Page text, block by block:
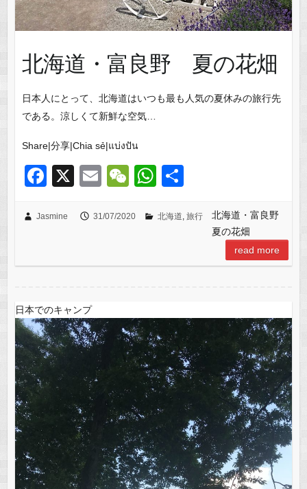
北海道・富良野 夏の花畑
日本人にとって、北海道はいつも最も人気の夏休みの旅行先
である。涼しくて新鮮な空気…
Share|分享|Chia sẻ|แบ่งปัน
F
c
b
o
k
X
E
ail
W
C
at
W
at
A
Jasmine 31/07/2020 北海道, 旅行
北海道・富良野
夏の花畑
read more
日本でのキャンプ